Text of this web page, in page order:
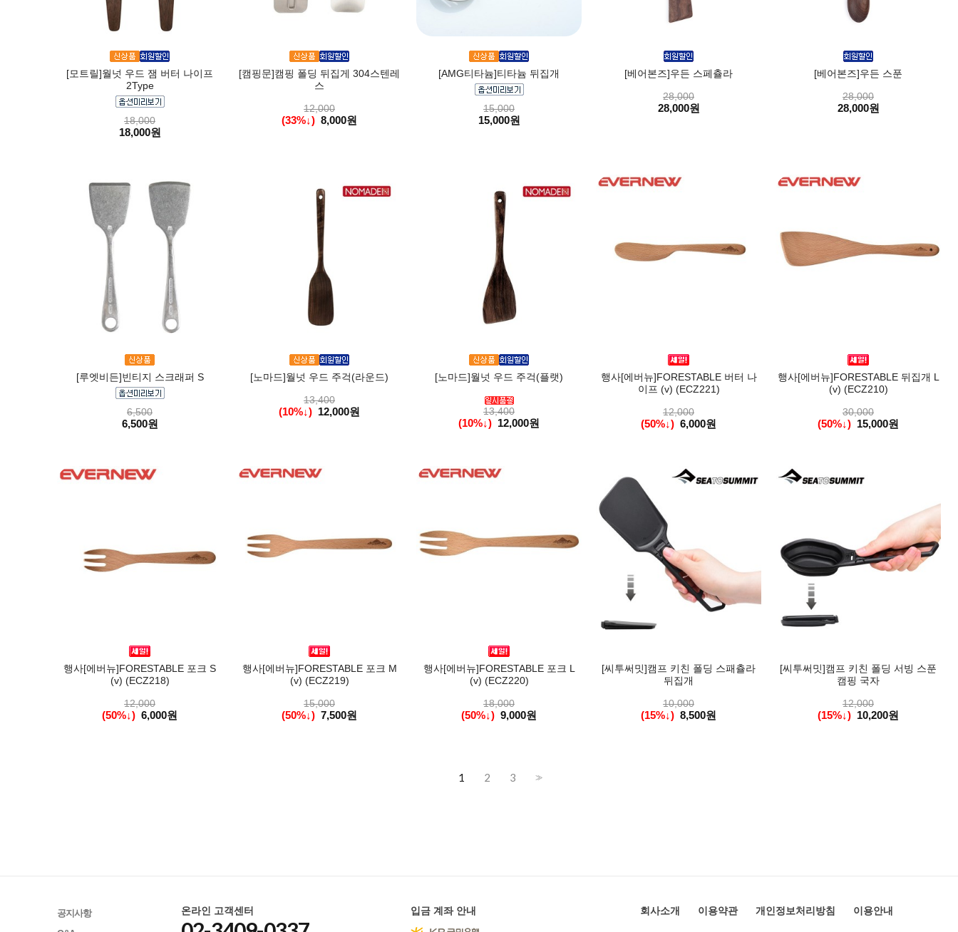
[모트릴]월넛 우드 잼 버터 나이프
2Type
18,000
18,000원
[캠핑문]캠핑 폴딩 뒤집게 304스텐레
스
12,000
(33%↓) 8,000원
[AMG티타늄]티타늄 뒤집개
15,000
15,000원
[베어본즈]우든 스페츌라
28,000
28,000원
[베어본즈]우든 스푼
28,000
28,000원
[루엣비든]빈티지 스크래퍼 S
6,500
6,500원
[노마드]월넛 우드 주걱(라운드)
13,400
(10%↓) 12,000원
[노마드]월넛 우드 주걱(플랫)
13,400
(10%↓) 12,000원
행사[에버뉴]FORESTABLE 버터 나
이프 (v) (ECZ221)
12,000
(50%↓) 6,000원
행사[에버뉴]FORESTABLE 뒤집개 L
(v) (ECZ210)
30,000
(50%↓) 15,000원
행사[에버뉴]FORESTABLE 포크 S
(v) (ECZ218)
12,000
(50%↓) 6,000원
행사[에버뉴]FORESTABLE 포크 M
(v) (ECZ219)
15,000
(50%↓) 7,500원
행사[에버뉴]FORESTABLE 포크 L
(v) (ECZ220)
18,000
(50%↓) 9,000원
[씨투써밋]캠프 키친 폴딩 스패츌라
뒤집개
10,000
(15%↓) 8,500원
[씨투써밋]캠프 키친 폴딩 서빙 스푼
캠핑 국자
12,000
(15%↓) 10,200원
1 2 3 >>
공지사항
온라인 고객센터 입금 계좌 안내 회사소개 이용약관 개인정보처리방침 이용안내